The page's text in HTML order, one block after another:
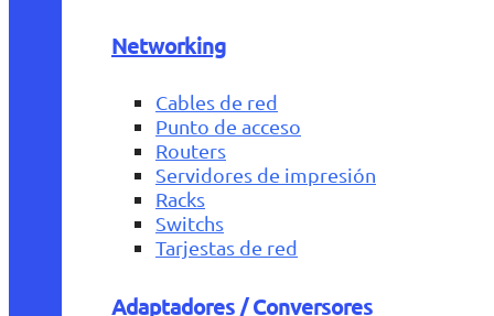
Networking
Cables de red
Punto de acceso
Routers
Servidores de impresión
Racks
Switchs
Tarjestas de red
Adaptadores / Conversores